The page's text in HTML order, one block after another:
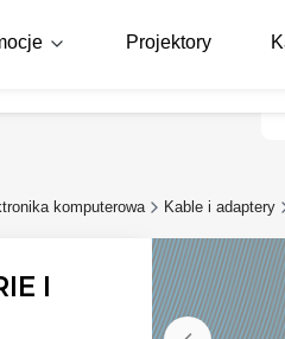
Projektory
komputerowa Kable i adaptery
I